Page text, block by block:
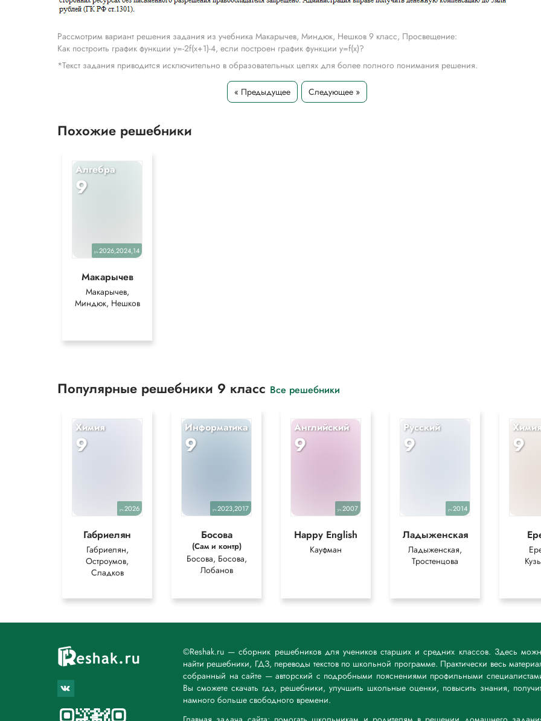
Рассмотрим вариант решения задания из учебника Макарычев, Миндюк, Нешков 9 класс, Просвещение:
Как построить график функции y=-2f(x+1)-4, если построен график функции y=f(x)?
*Текст задания приводится исключительно в образовательных целях для более полного понимания решения.
« Предыдущее Следующее »
Похожие решебники
Алгебра
9
уч.2026,2024,14
Макарычев
Макарычев,
Миндюк, Нешков
Популярные решебники 9 класс Все решебники
Химия
9
уч.2026
Габриелян
Габриелян,
Остроумов,
Сладков
Информатика
9
уч.2023,2017
Босова
(Сам и контр)
Босова, Босова,
Лобанов
Английский
9
уч.2007
Happy English
Кауфман
Русский
9
уч.2014
Ладыженская
Ладыженская,
Тростенцова
9
©Reshak.ru — сборник решебников для учеников старших и средних классов. Здесь
найти решебники, ГДЗ, переводы текстов по школьной программе. Практически весь
собранный на сайте — авторский с подробными пояснениями профильными
Вы сможете скачать гдз, решебники, улучшить школьные оценки, повысить знания,
намного больше свободного времени.